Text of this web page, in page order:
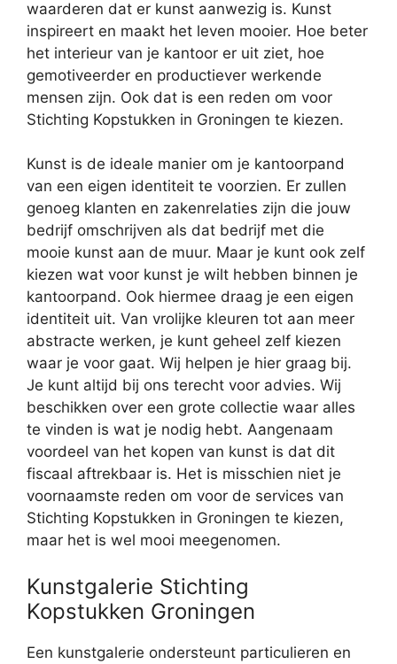
waarderen dat er kunst aanwezig is. Kunst
inspireert en maakt het leven mooier. Hoe beter
het interieur van je kantoor er uit ziet, hoe
gemotiveerder en productiever werkende
mensen zijn. Ook dat is een reden om voor
Stichting Kopstukken in Groningen te kiezen.
Kunst is de ideale manier om je kantoorpand
van een eigen identiteit te voorzien. Er zullen
genoeg klanten en zakenrelaties zijn die jouw
bedrijf omschrijven als dat bedrijf met die
mooie kunst aan de muur. Maar je kunt ook zelf
kiezen wat voor kunst je wilt hebben binnen je
kantoorpand. Ook hiermee draag je een eigen
identiteit uit. Van vrolijke kleuren tot aan meer
abstracte werken, je kunt geheel zelf kiezen
waar je voor gaat. Wij helpen je hier graag bij.
Je kunt altijd bij ons terecht voor advies. Wij
beschikken over een grote collectie waar alles
te vinden is wat je nodig hebt. Aangenaam
voordeel van het kopen van kunst is dat dit
fiscaal aftrekbaar is. Het is misschien niet je
voornaamste reden om voor de services van
Stichting Kopstukken in Groningen te kiezen,
maar het is wel mooi meegenomen.
Kunstgalerie Stichting
Kopstukken Groningen
Een kunstgalerie ondersteunt particulieren en